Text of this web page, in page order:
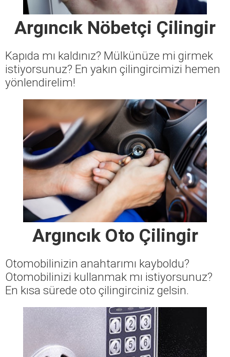
Argıncık Nöbetçi Çilingir
Kapıda mı kaldınız? Mülkünüze mi girmek
istiyorsunuz? En yakın çilingircimizi hemen
yönlendirelim!
Argıncık Oto Çilingir
Otomobilinizin anahtarımı kayboldu?
Otomobilinizi kullanmak mı istiyorsunuz?
En kısa sürede oto çilingirciniz gelsin.